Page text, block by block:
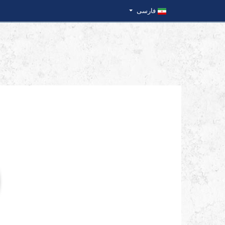
فارسی